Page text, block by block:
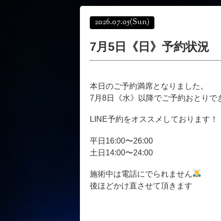
2026.07.05(Sun)
7月5日《日》予約状況
本日のご予約満席となりました。
7月8日《水》以降でご予約おとりで
LINE予約をオススメしております！
平日16:00〜26:00
土日14:00〜24:00
施術中は電話にでられません
後ほどかけ直させて頂きます